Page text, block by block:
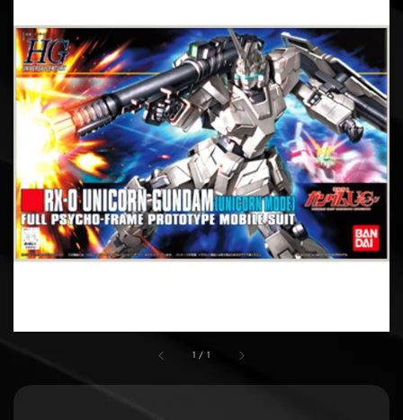
1 / 1